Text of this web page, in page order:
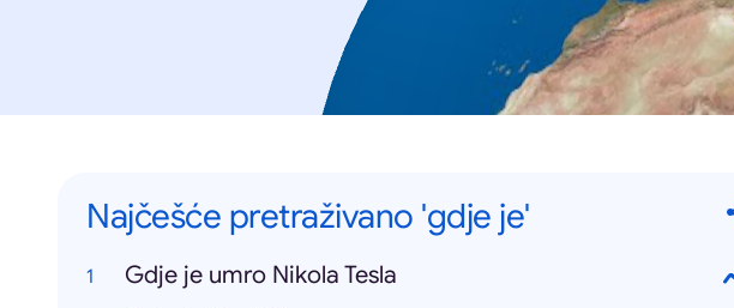
Najčešće pretraživano 'gdje je'
Gdje je umro Nikola Tesla